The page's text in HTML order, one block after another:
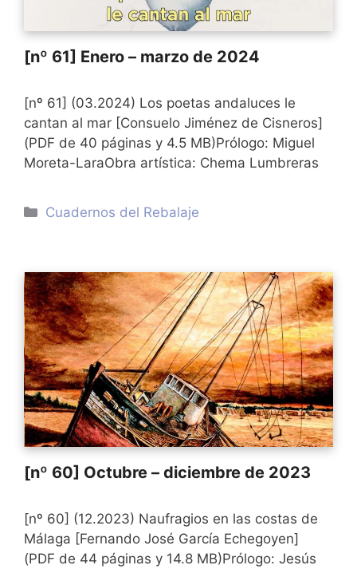
[nº 61] Enero – marzo de 2024
[nº 61] (03.2024) Los poetas andaluces le
cantan al mar [Consuelo Jiménez de Cisneros]
(PDF de 40 páginas y 4.5 MB)Prólogo: Miguel
Moreta-LaraObra artística: Chema Lumbreras
Categorías
Cuadernos del Rebalaje
[nº 60] Octubre – diciembre de 2023
[nº 60] (12.2023) Naufragios en las costas de
Málaga [Fernando José García Echegoyen]
(PDF de 44 páginas y 14.8 MB)Prólogo: Jesús